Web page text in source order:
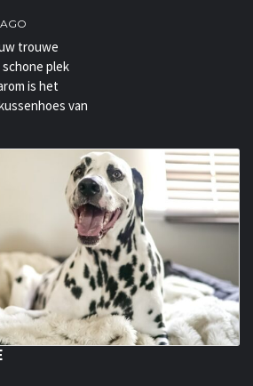
trouwe
plek
is het
van